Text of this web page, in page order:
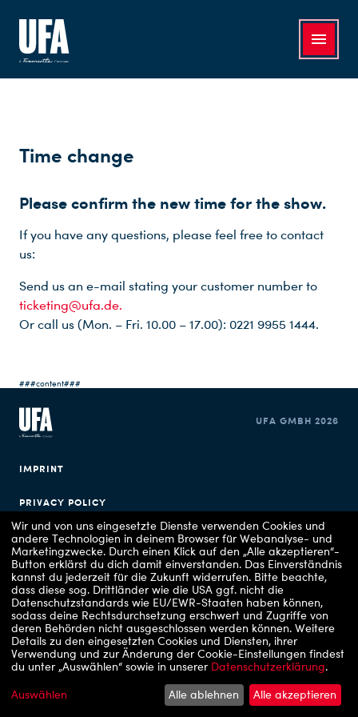
Time change
Please confirm the new time for the show.
If you have any questions, please feel free to contact
us:
Send us an e-mail stating your customer number to
ticketing@ufa.de.
Or call us (Mon. – Fri. 10.00 – 17.00): 0221 9955 1444.
###content###
IMPRINT
PRIVACY POLICY
COOKIE CONSENT
UFA GMBH 2026
Wir und von uns eingesetzte Dienste verwenden Cookies und
andere Technologien in deinem Browser für Webanalyse- und
Marketingzwecke. Durch einen Klick auf den „Alle akzeptieren“-
Button erklärst du dich damit einverstanden. Das Einverständnis
kannst du jederzeit für die Zukunft widerrufen. Bitte beachte,
dass diese sog. Drittländer wie die USA ggf. nicht die
Datenschutzstandards wie EU/EWR-Staaten haben können,
sodass deine Rechtsdurchsetzung erschwert und Zugriffe von
deren Behörden nicht ausgeschlossen werden können. Weitere
Details zu den eingesetzten Cookies und Diensten, ihrer
Verwendung und zur Änderung der Cookie-Einstellungen findest
du unter „Auswählen“ sowie in unserer Datenschutzerklärung.
Auswählen Alle ablehnen Alle akzeptieren